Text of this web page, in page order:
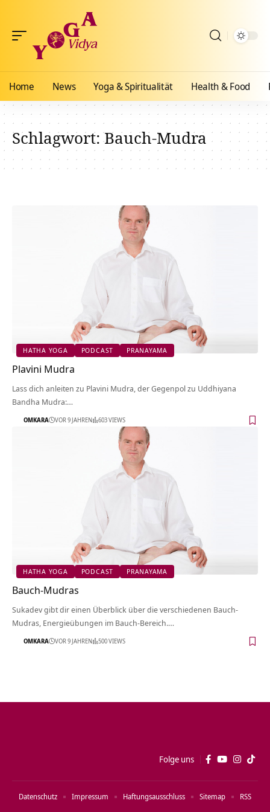
Home News Yoga & Spiritualität Health & Food
Schlagwort:Bauch-Mudra
HATHA YOGA PODCAST PRANAYAMA
Plavini Mudra
Lass dich anleiten zu Plavini Mudra, der Gegenpol zu Uddhiyana
Bandha Mudra:…
OMKARA VOR 9 JAHREN 603 VIEWS
HATHA YOGA PODCAST PRANAYAMA
Bauch-Mudras
Sukadev gibt dir einen Überblick über die verschiedenen Bauch-
Mudras, Energieübungen im Bauch-Bereich.…
OMKARA VOR 9 JAHREN 500 VIEWS
Folge uns
Datenschutz Impressum Haftungsausschluss Sitemap RSS